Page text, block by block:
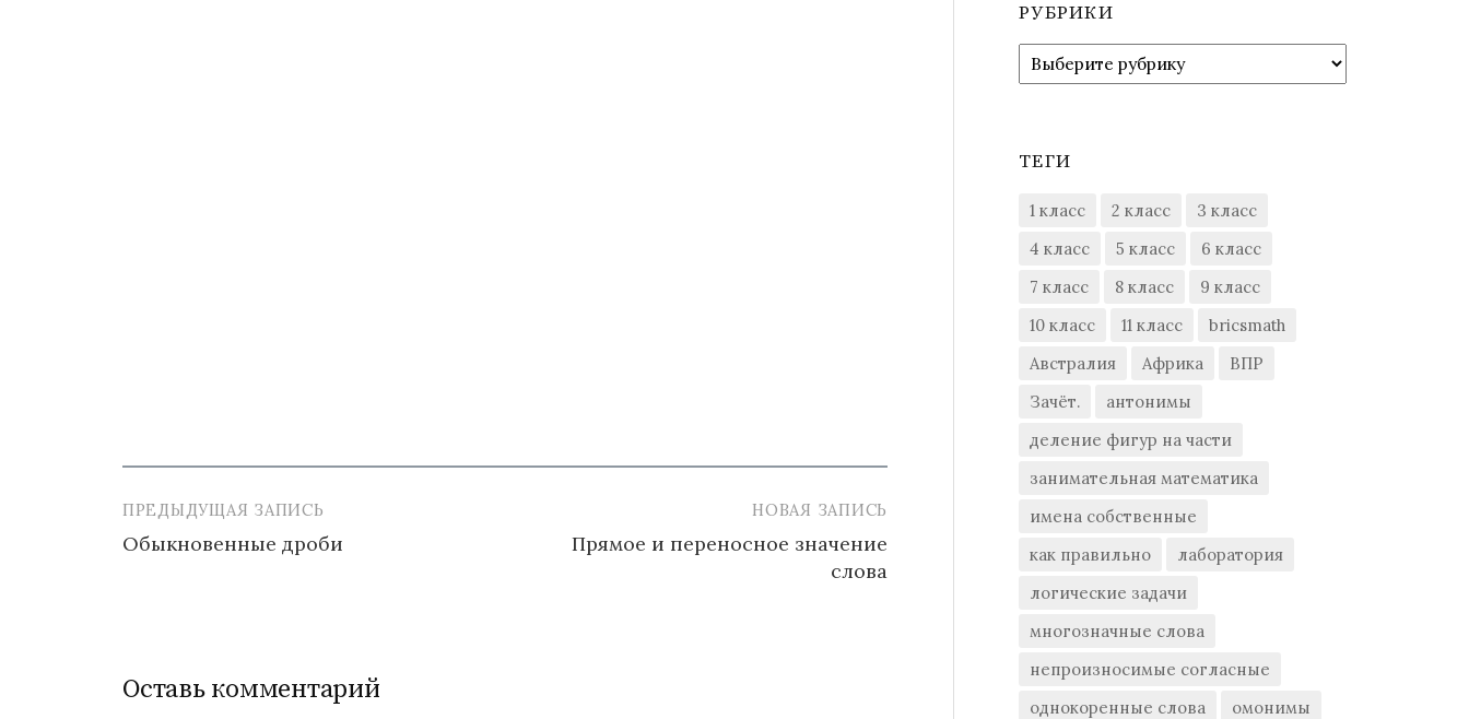
Навигация
по
ПРЕДЫДУЩАЯ ЗАПИСЬ
Обыкновенные дроби
НОВАЯ ЗАПИСЬ
Прямое и переносное значение
слова
Оставь комментарий
РУБРИКИ
Рубрики
ТЕГИ
1 класс 2 класс
3 класс
4 класс
5 класс
6 класс
7 класс
8 класс
9 класс
10 класс
11 класс
bricsmath
Австралия
Африка
ВПР
Зачёт.
антонимы
деление фигур на части
занимательная математика
имена собственные
как правильно
лаборатория
логические задачи
многозначные слова
непроизносимые согласные
однокоренные слова
омонимы